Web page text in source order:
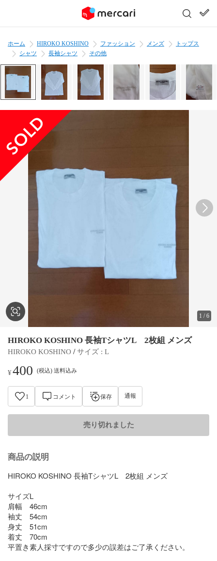
ホーム HIROKO KOSHINO ファッション メンズ
トップス
シャツ
長袖シャツ その他
1 /6
HIROKO KOSHINO 長袖TシャツL 2枚組 メンズ
HIROKO KOSHINO / サイズ : L
¥400 (税込) 送料込み
1 コメント 保存 通報
売り切れました
商品の説明
HIROKO KOSHINO 長袖TシャツL　2枚組 メンズ
サイズL
肩幅　46cm
袖丈　54cm
身丈　51cm
着丈　70cm
平置き素人採寸ですので多少の誤差はご了承ください。